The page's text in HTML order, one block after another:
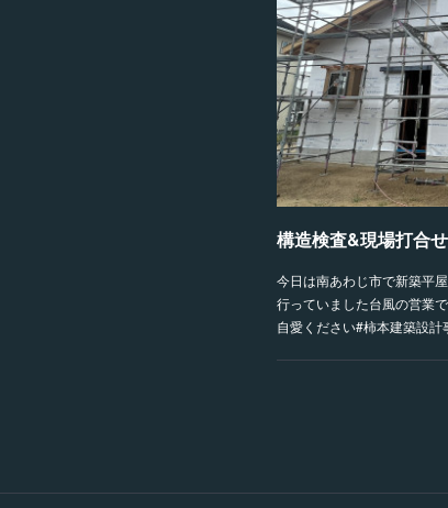
構造検査&現場打合せ
今日は南あわじ市で新築平
行っていました台風の営業
自愛ください#柿本建築設